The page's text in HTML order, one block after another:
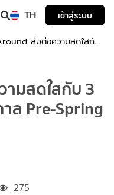
TH
เข้าสู่ระบบ
ส่งต่อความสดใสกับ
มสดใสกับ 3
ล Pre-Spring
275